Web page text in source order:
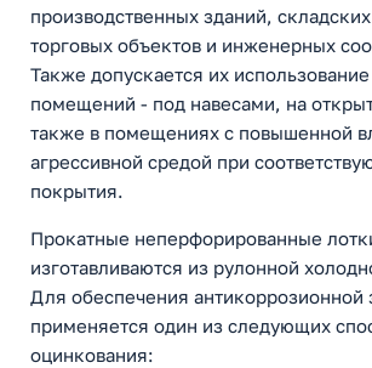
производственных зданий,
торговых объектов и инженерных
Также допускается их
помещений - под навесами, на
также в помещениях с повышенной
агрессивной средой при
покрытия.
Прокатные неперфорированные
изготавливаются из рулонной
Для обеспечения антикоррозионной
применяется один из следующих
оцинкования: